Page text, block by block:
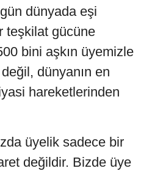
dünyada eşi
teşkilat gücüne
bini aşkın üyemizle
dünyanın en
hareketlerinden
üyelik sadece bir
değildir. Bizde üye